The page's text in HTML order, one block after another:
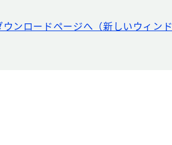
ンロードページへ（新しいウィンド